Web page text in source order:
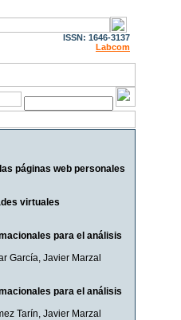
ISSN: 1646-3137
Labcom
páginas web personales
virtuales
para el análisis
García, Javier Marzal
para el análisis
Tarín, Javier Marzal